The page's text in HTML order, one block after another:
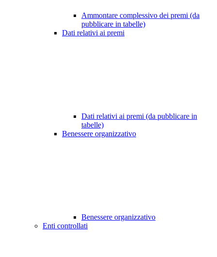
Ammontare complessivo dei premi (da
pubblicare in tabelle)
Dati relativi ai premi
Dati relativi ai premi (da pubblicare in
tabelle)
Benessere organizzativo
Benessere organizzativo
Enti controllati